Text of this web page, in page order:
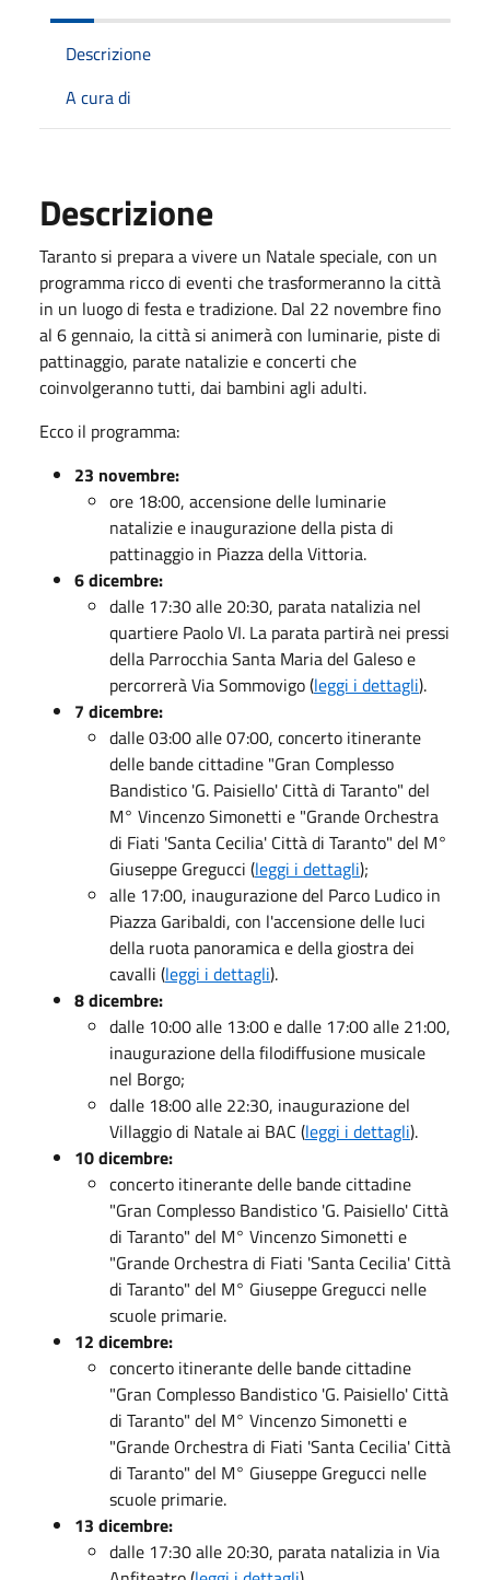
Descrizione
A cura di
Descrizione
Taranto si prepara a vivere un Natale speciale, con un
programma ricco di eventi che trasformeranno la città
in un luogo di festa e tradizione. Dal 22 novembre fino
al 6 gennaio, la città si animerà con luminarie, piste di
pattinaggio, parate natalizie e concerti che
coinvolgeranno tutti, dai bambini agli adulti.
Ecco il programma:
23 novembre:
ore 18:00, accensione delle luminarie
natalizie e inaugurazione della pista di
pattinaggio in Piazza della Vittoria.
6 dicembre:
dalle 17:30 alle 20:30, parata natalizia nel
quartiere Paolo VI. La parata partirà nei pressi
della Parrocchia Santa Maria del Galeso e
percorrerà Via Sommovigo (leggi i dettagli).
7 dicembre:
dalle 03:00 alle 07:00, concerto itinerante
delle bande cittadine "Gran Complesso
Bandistico 'G. Paisiello' Città di Taranto" del
M° Vincenzo Simonetti e "Grande Orchestra
di Fiati 'Santa Cecilia' Città di Taranto" del M°
Giuseppe Gregucci (leggi i dettagli);
alle 17:00, inaugurazione del Parco Ludico in
Piazza Garibaldi, con l'accensione delle luci
della ruota panoramica e della giostra dei
cavalli (leggi i dettagli).
8 dicembre:
dalle 10:00 alle 13:00 e dalle 17:00 alle 21:00,
inaugurazione della filodiffusione musicale
nel Borgo;
dalle 18:00 alle 22:30, inaugurazione del
Villaggio di Natale ai BAC (leggi i dettagli).
10 dicembre:
concerto itinerante delle bande cittadine
"Gran Complesso Bandistico 'G. Paisiello' Città
di Taranto" del M° Vincenzo Simonetti e
"Grande Orchestra di Fiati 'Santa Cecilia' Città
di Taranto" del M° Giuseppe Gregucci nelle
scuole primarie.
12 dicembre:
concerto itinerante delle bande cittadine
"Gran Complesso Bandistico 'G. Paisiello' Città
di Taranto" del M° Vincenzo Simonetti e
"Grande Orchestra di Fiati 'Santa Cecilia' Città
di Taranto" del M° Giuseppe Gregucci nelle
scuole primarie.
13 dicembre:
dalle 17:30 alle 20:30, parata natalizia in Via